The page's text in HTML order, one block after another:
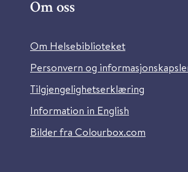
Om oss
Om Helsebiblioteket
Personvern og
Tilgjengelighetserklæring
Information in English
Bilder fra Colourbox.com